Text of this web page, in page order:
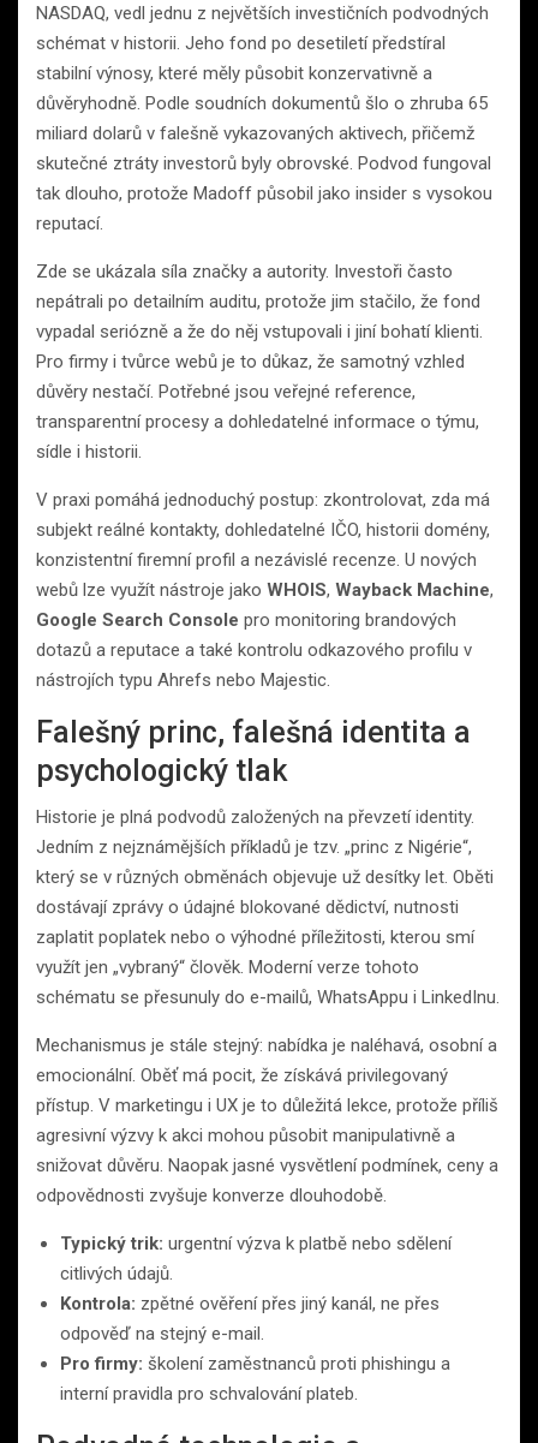
NASDAQ, vedl jednu z největších investičních podvodných
schémat v historii. Jeho fond po desetiletí předstíral
stabilní výnosy, které měly působit konzervativně a
důvěryhodně. Podle soudních dokumentů šlo o zhruba 65
miliard dolarů v falešně vykazovaných aktivech, přičemž
skutečné ztráty investorů byly obrovské. Podvod fungoval
tak dlouho, protože Madoff působil jako insider s vysokou
reputací.
Zde se ukázala síla značky a autority. Investoři často
nepátrali po detailním auditu, protože jim stačilo, že fond
vypadal seriózně a že do něj vstupovali i jiní bohatí klienti.
Pro firmy i tvůrce webů je to důkaz, že samotný vzhled
důvěry nestačí. Potřebné jsou veřejné reference,
transparentní procesy a dohledatelné informace o týmu,
sídle i historii.
V praxi pomáhá jednoduchý postup: zkontrolovat, zda má
subjekt reálné kontakty, dohledatelné IČO, historii domény,
konzistentní firemní profil a nezávislé recenze. U nových
webů lze využít nástroje jako WHOIS, Wayback Machine,
Google Search Console pro monitoring brandových
dotazů a reputace a také kontrolu odkazového profilu v
nástrojích typu Ahrefs nebo Majestic.
Falešný princ, falešná identita a
psychologický tlak
Historie je plná podvodů založených na převzetí identity.
Jedním z nejznámějších příkladů je tzv. „princ z Nigérie“,
který se v různých obměnách objevuje už desítky let. Oběti
dostávají zprávy o údajné blokované dědictví, nutnosti
zaplatit poplatek nebo o výhodné příležitosti, kterou smí
využít jen „vybraný“ člověk. Moderní verze tohoto
schématu se přesunuly do e-mailů, WhatsAppu i LinkedInu.
Mechanismus je stále stejný: nabídka je naléhavá, osobní a
emocionální. Oběť má pocit, že získává privilegovaný
přístup. V marketingu i UX je to důležitá lekce, protože příliš
agresivní výzvy k akci mohou působit manipulativně a
snižovat důvěru. Naopak jasné vysvětlení podmínek, ceny a
odpovědnosti zvyšuje konverze dlouhodobě.
Typický trik: urgentní výzva k platbě nebo sdělení
citlivých údajů.
Kontrola: zpětné ověření přes jiný kanál, ne přes
odpověď na stejný e-mail.
Pro firmy: školení zaměstnanců proti phishingu a
interní pravidla pro schvalování plateb.